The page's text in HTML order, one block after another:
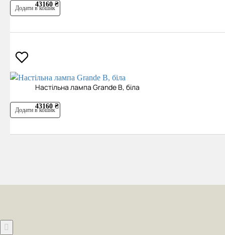
43160 ₴
Додати в кошик
Настільна лампа Grande B, біла
43160 ₴
Додати в кошик